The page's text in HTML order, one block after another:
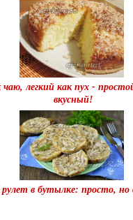
чаю, легкий как пух -
вкусный!
в бутылке: просто, но